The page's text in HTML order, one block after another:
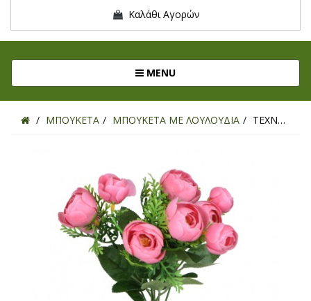
Καλάθι Αγορών
MENUToggle navigation
ΜΠΟΥΚΕΤΑ ΜΠΟΥΚΕΤΑ ΜΕ ΛΟΥΛΟΥΔΙΑ ΤΕΧΝΗΤΟ ΜΠΟΥΚΕΤΟ ΚΑΜΕΛΙΑ ΦΟΥΞΙΑ 30ΕΚ.